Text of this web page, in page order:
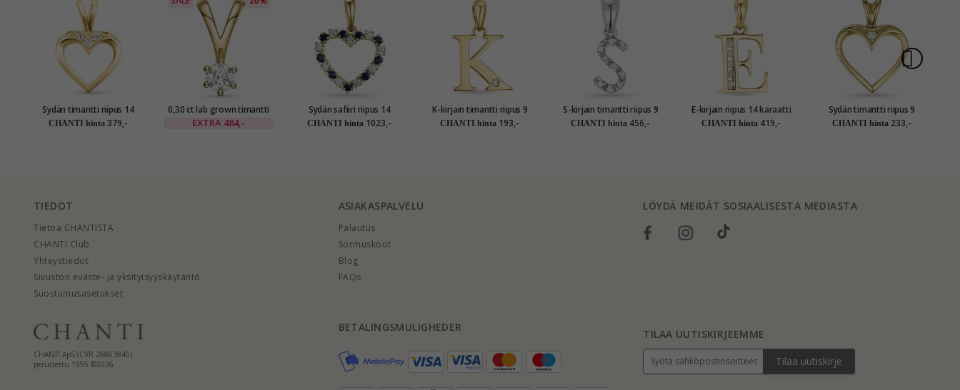
Sydän timantti riipus 14
karaatti kultaa 0,02 ct
CHANTI hinta 379,-
0,30 ct lab grown timantti
solitaire-riipus 14 karaatti
EXTRA 484,-
Sydän safiiri riipus 14
karaatti kultaa 0,20 ct 0,30
CHANTI hinta 1023,-
K-kirjain timantti riipus 9
karaatti kultaa 0,01 ct
CHANTI hinta 193,-
S-kirjain timantti riipus 9
karaatti valkokultaa 0,05 ct
CHANTI hinta 456,-
E-kirjain riipus 14 karaatti
kultaa 0,05 ct
CHANTI hinta 419,-
Sydän timantti riipus 9
karaatti kultaa 0,009 ct
CHANTI hinta 233,-
TIEDOT
Tietoa CHANTISTA
CHANTI Club
Yhteystiedot
Sivuston eväste- ja yksityisyyskäytäntö
Suostumusasetukset
ASIAKASPALVELU
Palautus
Sormuskoot
Blog
FAQs
LÖYDÄ MEIDÄT SOSIAALISESTA MEDIASTA
CHANTI ApS (CVR 28863845)
perustettu 1995 ©2026
BETALINGSMULIGHEDER
TILAA UUTISKIRJEEMME
Tilaa uutiskirje